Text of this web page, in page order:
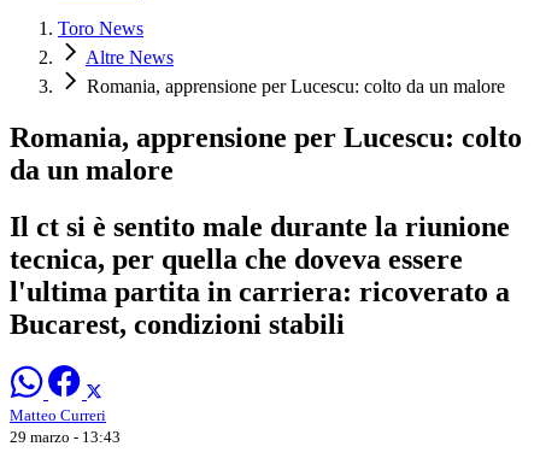
Toro News
Altre News
Romania, apprensione per Lucescu: colto da un malore
Romania, apprensione per Lucescu: colto
da un malore
Il ct si è sentito male durante la riunione
tecnica, per quella che doveva essere
l'ultima partita in carriera: ricoverato a
Bucarest, condizioni stabili
Matteo Curreri
29 marzo - 13:43